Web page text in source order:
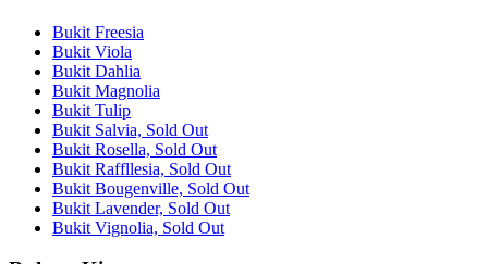
Bukit Freesia
Bukit Viola
Bukit Dahlia
Bukit Magnolia
Bukit Tulip
Bukit Salvia, Sold Out
Bukit Rosella, Sold Out
Bukit Raffllesia, Sold Out
Bukit Bougenville, Sold Out
Bukit Lavender, Sold Out
Bukit Vignolia, Sold Out